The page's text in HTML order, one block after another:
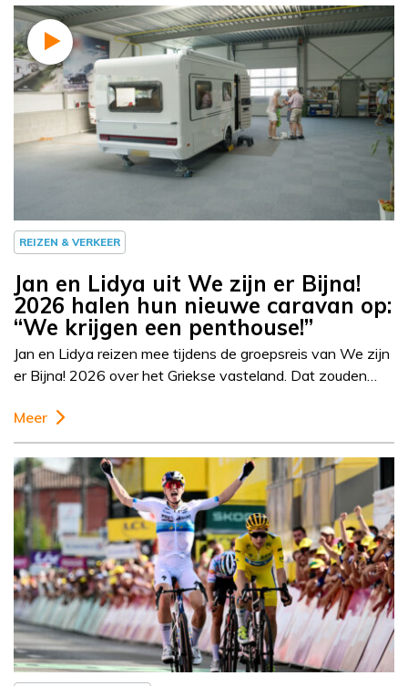
REIZEN & VERKEER
Jan en Lidya uit We zijn er Bijna!
2026 halen hun nieuwe caravan op:
“We krijgen een penthouse!”
Jan en Lidya reizen mee tijdens de groepsreis van We zijn
er Bijna! 2026 over het Griekse vasteland. Dat zouden…
Meer